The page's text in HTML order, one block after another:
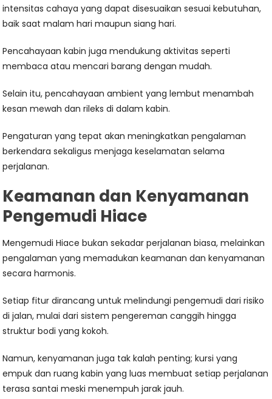
intensitas cahaya yang dapat disesuaikan sesuai kebutuhan,
baik saat malam hari maupun siang hari.
Pencahayaan kabin juga mendukung aktivitas seperti
membaca atau mencari barang dengan mudah.
Selain itu, pencahayaan ambient yang lembut menambah
kesan mewah dan rileks di dalam kabin.
Pengaturan yang tepat akan meningkatkan pengalaman
berkendara sekaligus menjaga keselamatan selama
perjalanan.
Keamanan dan Kenyamanan
Pengemudi Hiace
Mengemudi Hiace bukan sekadar perjalanan biasa, melainkan
pengalaman yang memadukan keamanan dan kenyamanan
secara harmonis.
Setiap fitur dirancang untuk melindungi pengemudi dari risiko
di jalan, mulai dari sistem pengereman canggih hingga
struktur bodi yang kokoh.
Namun, kenyamanan juga tak kalah penting; kursi yang
empuk dan ruang kabin yang luas membuat setiap perjalanan
terasa santai meski menempuh jarak jauh.